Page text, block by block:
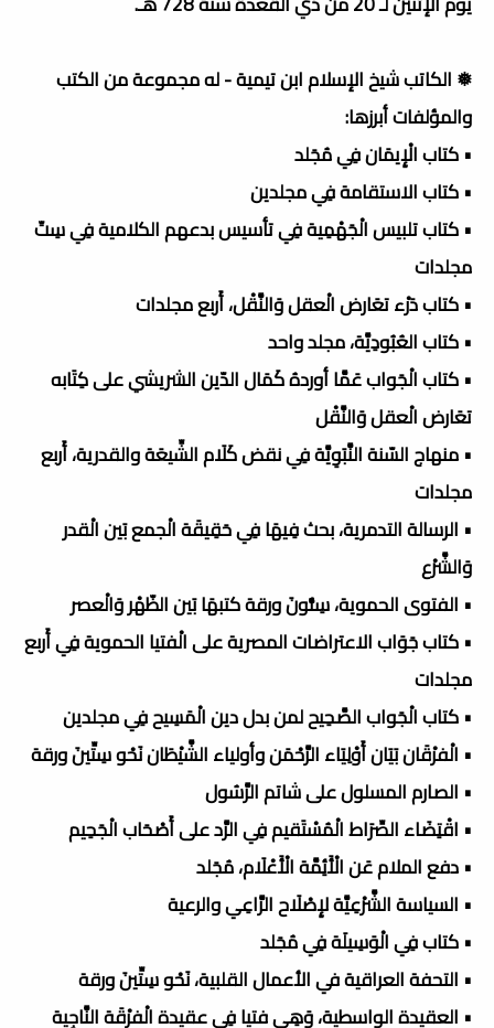
❅ الكاتب شيخ الإسلام ابن تيمية - له مجموعة من الكتب
والمؤلفات أبرزها:
• كتاب الْإِيمَان فِي مُجَلد
• كتاب الاستقامة فِي مجلدين
• كتاب تلبيس الْجَهْمِية فِي تأسيس بدعهم الكلامية فِي سِتّ
مجلدات
• كتاب دَرْء تعَارض الْعقل وَالنَّقْل، أَربع مجلدات
• كتاب العُبُودِيَّة، مجلد واحد
• كتاب الْجَواب عَمَّا أوردهُ كَمَال الدّين الشريشي على كِتَابه
تعَارض الْعقل وَالنَّقْل
• منهاج السّنة النَّبَوِيَّة فِي نقض كَلَام الشِّيعَة والقدرية، أَربع
مجلدات
• الرسالة التدمرية، بحث فِيهَا فِي حَقِيقَة الْجمع بَين الْقدر
وَالشَّرْع
• الفتوى الحموية، سِتُّونَ ورقة كتبهَا بَين الظّهْر وَالْعصر
• كتاب جَوَاب الاعتراضات المصرية على الْفتيا الحموية فِي أَربع
مجلدات
• كتاب الْجَواب الصَّحِيح لمن بدل دين الْمَسِيح فِي مجلدين
• الْفرْقَان بَيَان أَوْلِيَاء الرَّحْمَن وأولياء الشَّيْطَان نَحْو سِتِّينَ ورقة
• الصارم المسلول على شاتم الرَّسُول
• اقْتِضَاء الصِّرَاط الْمُسْتَقيم فِي الرَّد على أَصْحَاب الْجَحِيم
• دفع الملام عَن الْأَئِمَّة الْأَعْلَام، مُجَلد
• السياسة الشَّرْعِيَّة لإِصْلَاح الرَّاعِي والرعية
• كتاب فِي الْوَسِيلَة فِي مُجَلد
• التحفة العراقية في الأعمال القلبية، نَحْو سِتِّينَ ورقة
• العقيدة الواسطية، وَهِي فتيا فِي عقيدة الْفرْقَة النَّاجِية